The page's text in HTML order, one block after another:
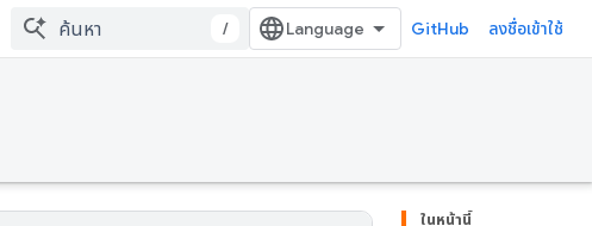
/ GitHub ลงชื่อเข้าใช้
ในหน้านี้